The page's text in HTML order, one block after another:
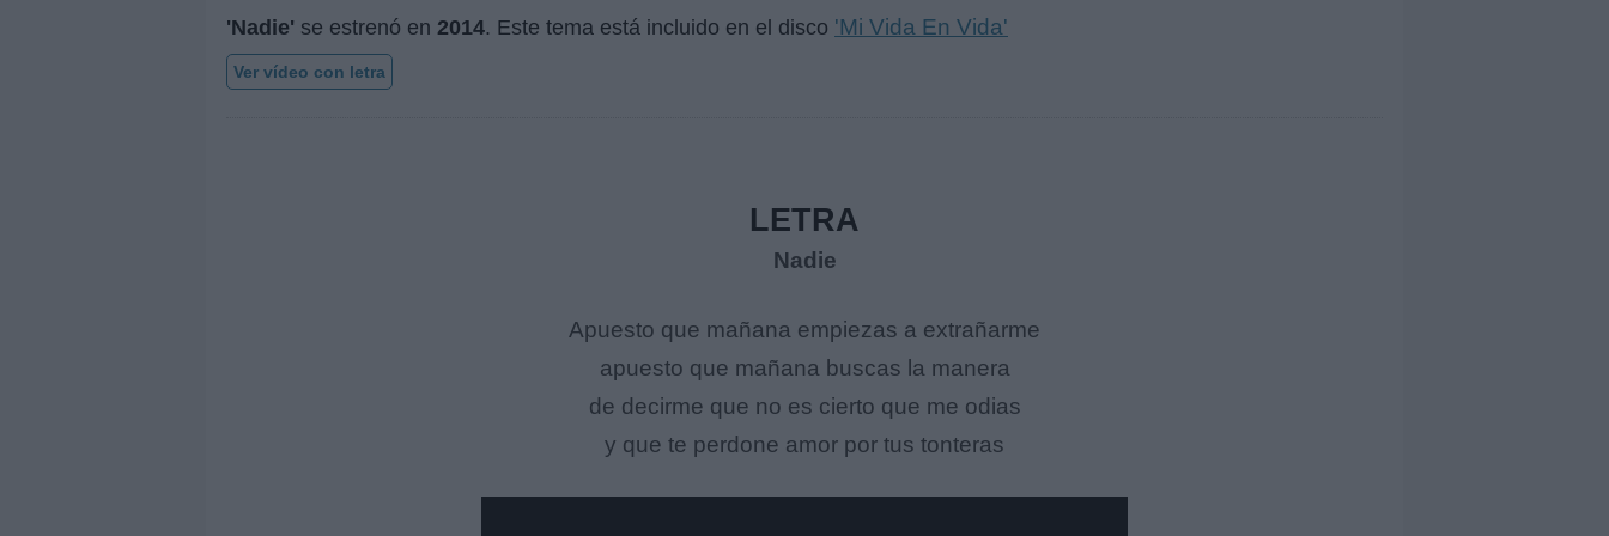
'Nadie' se estrenó en 2014. Este tema está incluido en el disco 'Mi Vida En Vida'
Ver vídeo con letra
LETRA
Nadie
Apuesto que mañana empiezas a extrañarme
apuesto que mañana buscas la manera
de decirme que no es cierto que me odias
y que te perdone amor por tus tonteras